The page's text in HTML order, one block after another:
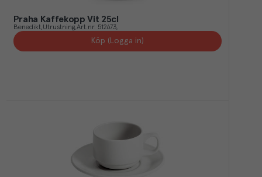
Praha Kaffekopp Vit 25cl
Benedikt Utrustning Art.nr. 512673
Köp (Logga in)